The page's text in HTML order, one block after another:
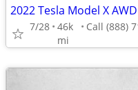
7/28 46k
mi